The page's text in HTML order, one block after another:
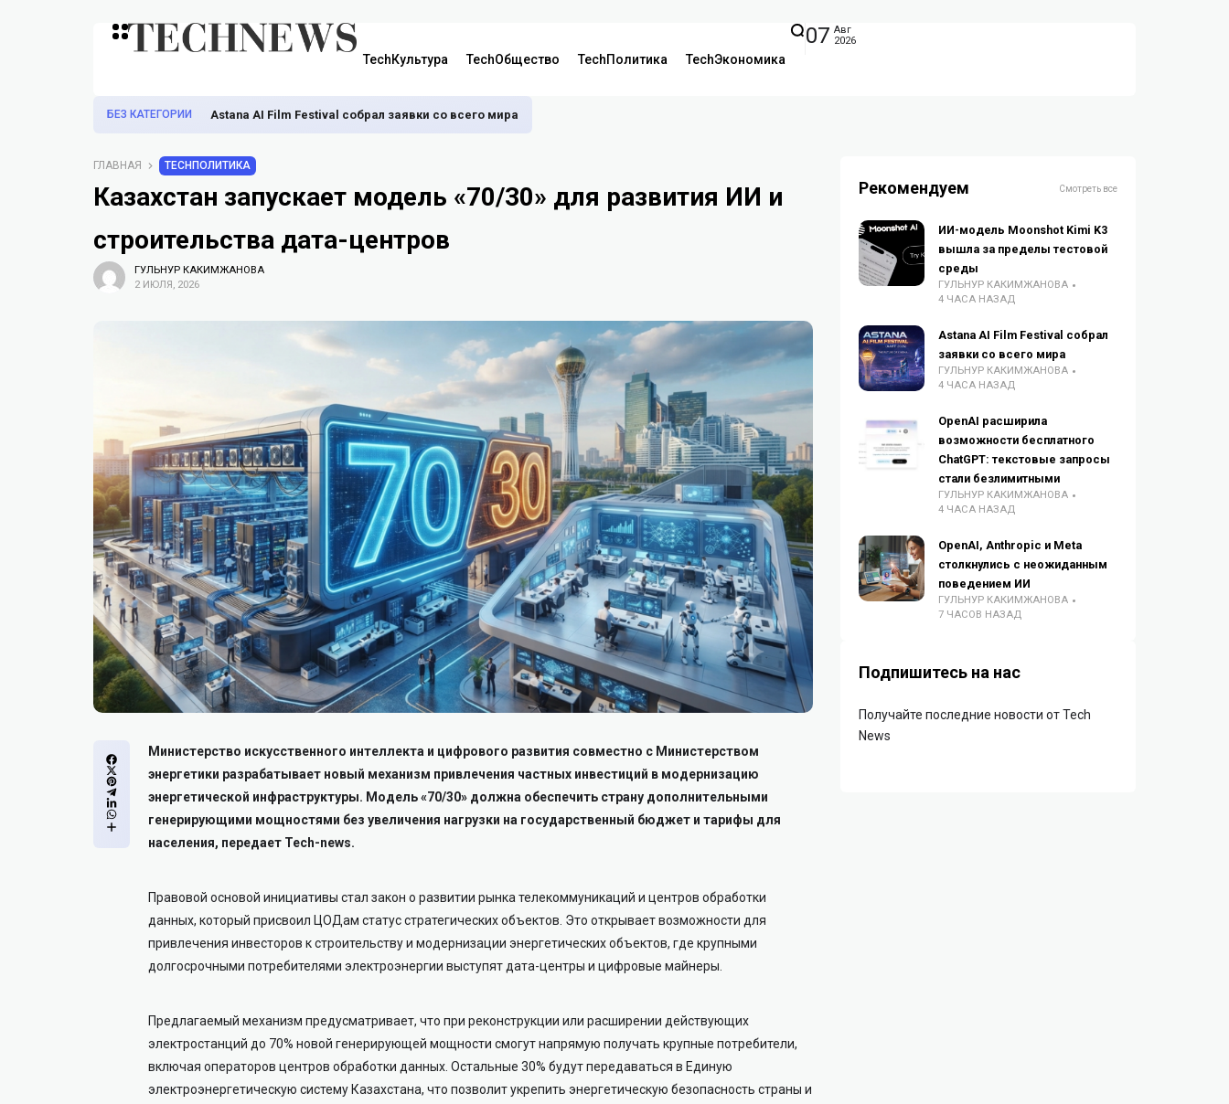
TechКультура TechОбщество TechПолитика TechЭкономика
07 Авг
2026
БЕЗ КАТЕГОРИИ Astana AI Film Festival собрал заявки со всего мира
ГЛАВНАЯ TECHПОЛИТИКА
Казахстан запускает модель «70/30» для развития ИИ и
строительства дата-центров
ГУЛЬНУР КАКИМЖАНОВА
2 ИЮЛЯ, 2026
Министерство искусственного интеллекта и цифрового развития совместно с Министерством
энергетики разрабатывает новый механизм привлечения частных инвестиций в модернизацию
энергетической инфраструктуры. Модель «70/30» должна обеспечить страну дополнительными
генерирующими мощностями без увеличения нагрузки на государственный бюджет и тарифы для
населения, передает Tech-news.
Правовой основой инициативы стал закон о развитии рынка телекоммуникаций и центров обработки
данных, который присвоил ЦОДам статус стратегических объектов. Это открывает возможности для
привлечения инвесторов к строительству и модернизации энергетических объектов, где крупными
долгосрочными потребителями электроэнергии выступят дата-центры и цифровые майнеры.
Предлагаемый механизм предусматривает, что при реконструкции или расширении действующих
электростанций до 70% новой генерирующей мощности смогут напрямую получать крупные потребители,
включая операторов центров обработки данных. Остальные 30% будут передаваться в Единую
электроэнергетическую систему Казахстана, что позволит укрепить энергетическую безопасность страны и
Рекомендуем Смотреть все
ИИ-модель Moonshot Kimi K3
вышла за пределы тестовой
среды
ГУЛЬНУР КАКИМЖАНОВА
4 ЧАСА НАЗАД
Astana AI Film Festival собрал
заявки со всего мира
ГУЛЬНУР КАКИМЖАНОВА
4 ЧАСА НАЗАД
OpenAI расширила
возможности бесплатного
ChatGPT: текстовые запросы
стали безлимитными
ГУЛЬНУР КАКИМЖАНОВА
4 ЧАСА НАЗАД
OpenAI, Anthropic и Meta
столкнулись с неожиданным
поведением ИИ
ГУЛЬНУР КАКИМЖАНОВА
7 ЧАСОВ НАЗАД
Подпишитесь на нас
Получайте последние новости от Tech
News